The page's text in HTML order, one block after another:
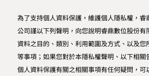
為了支持個人資料保護，維護個人隱私權，睿
公司謹以下列聲明，向您說明睿鼎數位股份有
資料之目的、類別、利用範圍及方式、以及您
等事項；如果您對於本隱私權聲明、以下相關
個人資料保護有關之相關事項有任何疑問，可